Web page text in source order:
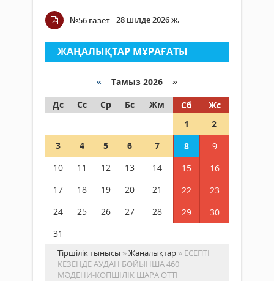
№56 газет 28 шілде 2026 ж.
ЖАҢАЛЫҚТАР МҰРАҒАТЫ
« Тамыз 2026 »
Дс
Сс Ср Бс Жм Сб
Жс
1
2
3
4 5 6 7 8
9
10
11 12 13 14 15
16
17
18 19 20 21 22
23
24
25 26 27 28 29
30
31
Тіршілік тынысы »Жаңалықтар » ЕСЕПТІ
КЕЗЕҢДЕ АУДАН БОЙЫНША 460
МӘДЕНИ-КӨПШІЛІК ШАРА ӨТТІ